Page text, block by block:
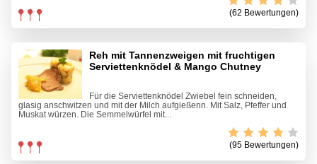
(62 Bewertungen)
Reh mit Tannenzweigen mit fruchtigen
Serviettenknödel & Mango Chutney
Für die Serviettenknödel Zwiebel fein schneiden,
glasig anschwitzen und mit der Milch aufgießenn. Mit Salz, Pfeffer und
Muskat würzen. Die Semmelwürfel mit...
(95 Bewertungen)